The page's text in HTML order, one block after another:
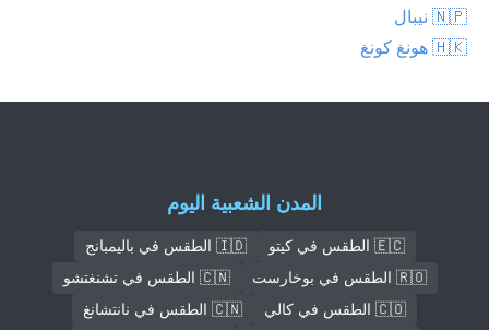
🇳🇵 نيبال
🇭🇰 هونغ كونغ
المدن الشعبية اليوم
🇪🇨 الطقس في كيتو
🇮🇩 الطقس في باليمبانج
🇷🇴 الطقس في بوخارست
🇨🇳 الطقس في تشنغتشو
🇨🇴 الطقس في كالي
🇨🇳 الطقس في نانتشانغ